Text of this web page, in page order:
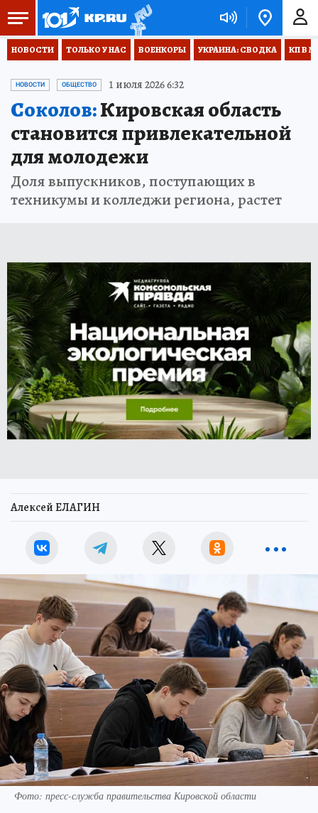
НОВОСТИ ТОЛЬКО У НАС ВОЕНКОРЫ УКРАИНА: СВОДКА КП В
НОВОСТИ ОБЩЕСТВО 1 июля 2026 6:32
Соколов:Кировская область
становится привлекательной
для молодежи
Доля выпускников, поступающих в
техникумы и колледжи региона, растет
Алексей ЕЛАГИН
Фото: пресс-служба правительства Кировской области